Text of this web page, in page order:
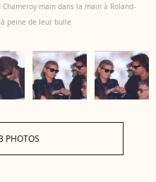
main dans la main à Roland-
peine de leur bulle
PHOTOS